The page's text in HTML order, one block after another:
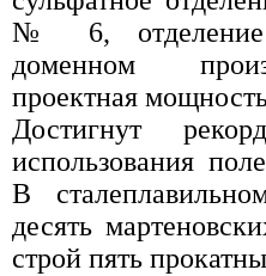
№ 6, отделение
доменном
проектная
Достигнут
использования
В
десять
строй пять